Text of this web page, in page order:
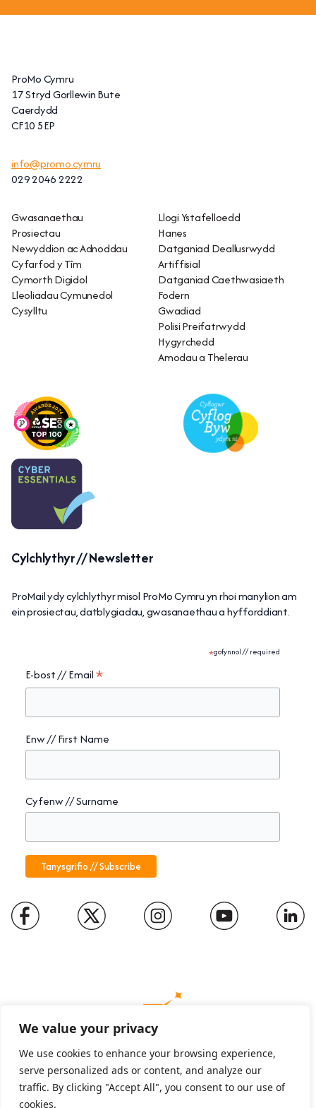
We value your privacy
We use cookies to enhance your browsing experience,
serve personalized ads or content, and analyze our
traffic. By clicking "Accept All", you consent to our use of
cookies.
ProMo Cymru
17 Stryd Gorllewin Bute
Caerdydd
CF10 5EP
info@promo.cymru
029 2046 2222
Gwasanaethau
Prosiectau
Newyddion ac Adnoddau
Cyfarfod y Tîm
Cymorth Digidol
Lleoliadau Cymunedol
Cysylltu
Llogi Ystafelloedd
Hanes
Datganiad Deallusrwydd
Artiffisial
Datganiad Caethwasiaeth
Fodern
Gwadiad
Polisi Preifatrwydd
Hygyrchedd
Amodau a Thelerau
Cylchlythyr // Newsletter
ProMail ydy cylchlythyr misol ProMo Cymru yn rhoi manylion am
ein prosiectau, datblygiadau, gwasanaethau a hyfforddiant.
*gofynnol // required
E-bost // Email*
Enw // First Name
Cyfenw // Surname
Charity number: 1094652